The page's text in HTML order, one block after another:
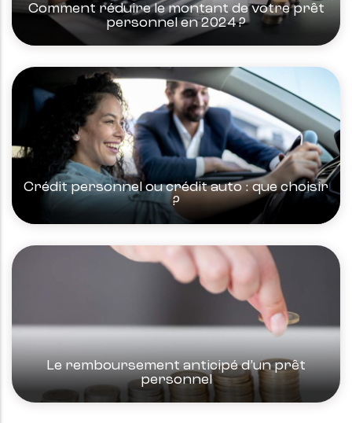
Comment réduire le montant de votre prêt
personnel en 2024 ?
Crédit personnel ou crédit auto : que choisir
?
Le remboursement anticipé d’un prêt
personnel